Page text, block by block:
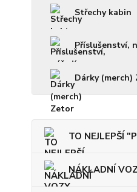
Střechy kabin
Příslušenství,
Dárky (merch)
TO NEJLEPŠÍ
NÁKLADNÍ